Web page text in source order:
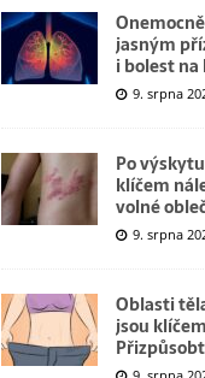
jasným
i bolest
9. srpna
Po
klíčem
volné
9. srpna
Oblasti
jsou